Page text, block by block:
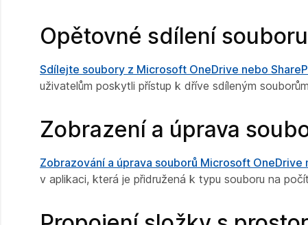
Opětovné sdílení souboru
Sdílejte soubory z Microsoft OneDrive nebo
uživatelům poskytli přístup k dříve sdíleným
Zobrazení a úprava
Zobrazování a úprava souborů Microsoft OneDrive
v aplikaci, která je přidružená k typu souboru na